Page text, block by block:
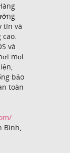
tín và
và
mọi
bảo
toàn
Bình,